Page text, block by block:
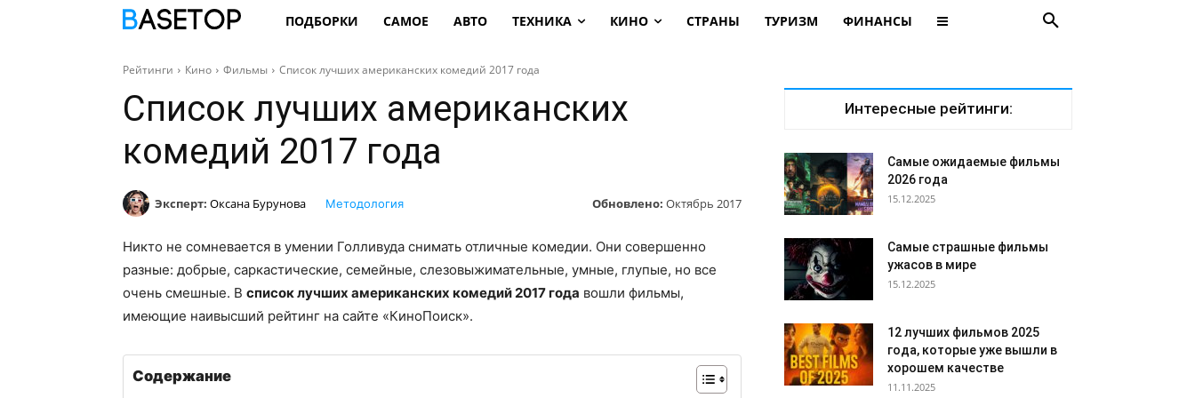
ПОДБОРКИ САМОЕ АВТО ТЕХНИКА КИНО СТРАНЫ ТУРИЗМ ФИНАНСЫ
Рейтинги Кино Фильмы Список лучших американских комедий 2017 года
Список лучших американских
комедий 2017 года
Эксперт: Оксана Бурунова Обновлено: Октябрь 2017
Методология
Никто не сомневается в умении Голливуда снимать отличные комедии. Они совершенно
разные: добрые, саркастические, семейные, слезовыжимательные, умные, глупые, но все
очень смешные. В список лучших американских комедий 2017 года вошли фильмы,
имеющие наивысший рейтинг на сайте «КиноПоиск».
Содержание
Интересные рейтинги:
Самые ожидаемые фильмы
2026 года
15.12.2025
Самые страшные фильмы
ужасов в мире
15.12.2025
12 лучших фильмов 2025
года, которые уже вышли в
хорошем качестве
11.11.2025